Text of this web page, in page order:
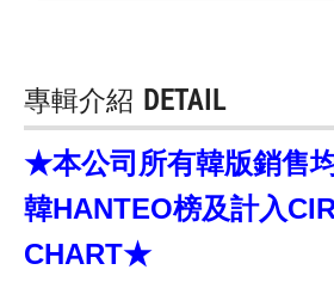
專輯介紹 DETAIL
★本公司所有韓版銷售
韓HANTEO榜及計入
CHART★